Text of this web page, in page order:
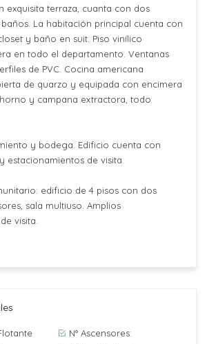
exquisita terraza, cuanta con dos
La habitación principal cuenta con
y baño en suit. Piso vinílico
en todo el departamento. Ventanas
de PVC. Cocina americana
de quarzo y equipada con encimera
y campana extractora, todo
y bodega. Edificio cuenta con
estacionamientos de visita.
edificio de 4 pisos con dos
sala multiuso. Amplios
visita.
N° Ascensores: